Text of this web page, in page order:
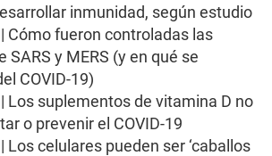
inmunidad, según estudio
Cómo fueron controladas las
SARS y MERS (y en qué se
COVID-19)
Los suplementos de vitamina D no
o prevenir el COVID-19
Los celulares pueden ser ‘caballos